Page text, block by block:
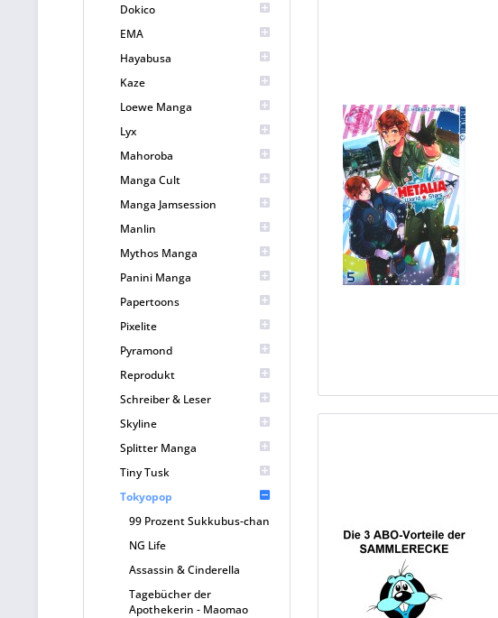
Dokico
EMA
Hayabusa
Kaze
Loewe Manga
Lyx
Mahoroba
Manga Cult
Manga Jamsession
Manlin
Mythos Manga
Panini Manga
Papertoons
Pixelite
Pyramond
Reprodukt
Schreiber & Leser
Skyline
Splitter Manga
Tiny Tusk
Tokyopop
99 Prozent Sukkubus-chan
NG Life
Assassin & Cinderella
Tagebücher der
Apothekerin - Maomao